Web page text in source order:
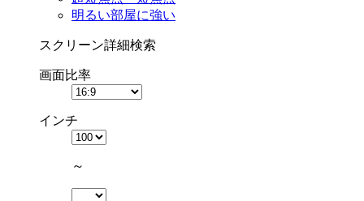
明るい部屋に強い
スクリーン詳細検索
画面比率
インチ
～